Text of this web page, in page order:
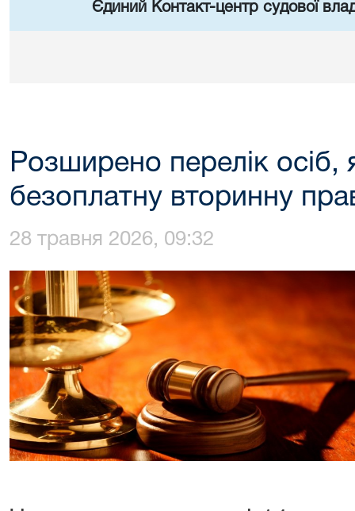
Єдиний Контакт-центр судової
Розширено перелік осіб,
безоплатну вторинну
28 травня 2026, 09:32